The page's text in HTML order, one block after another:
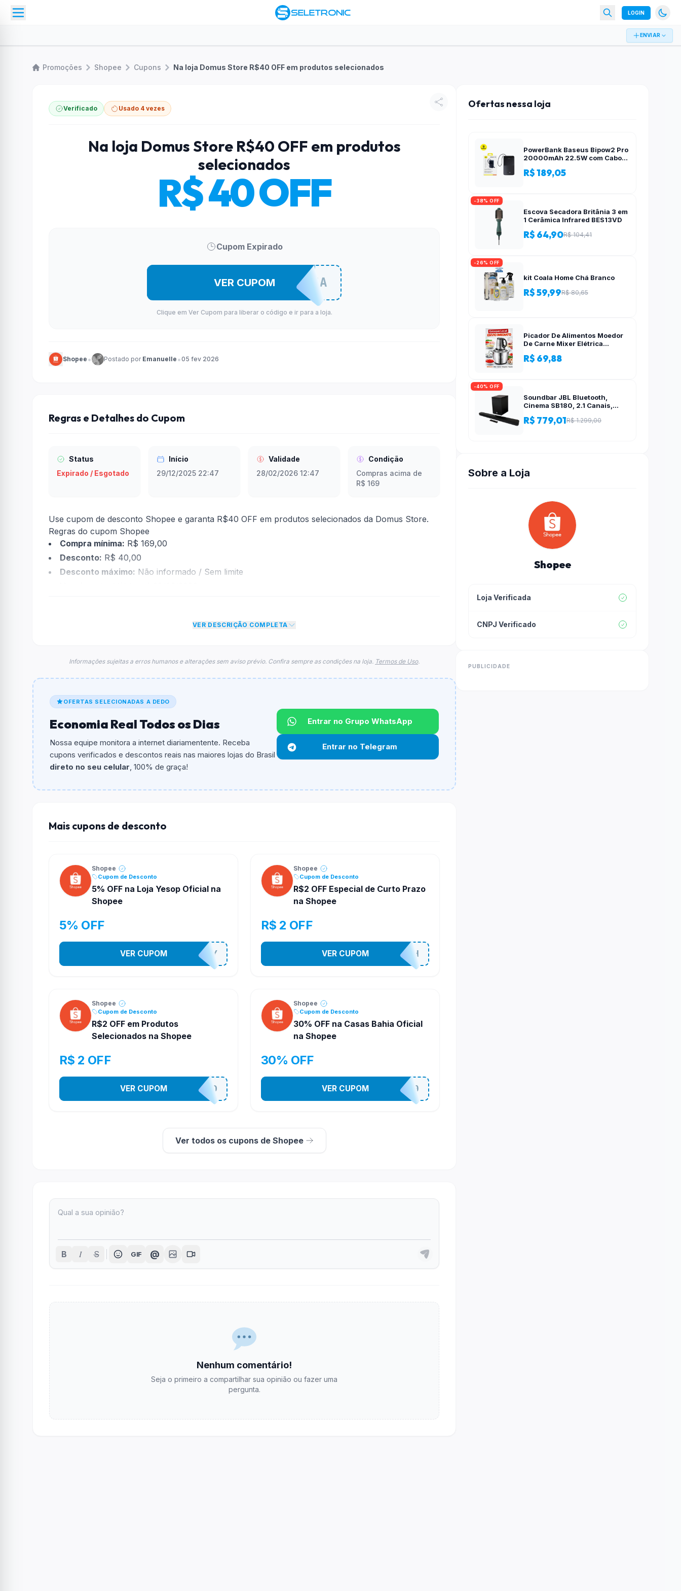
LOGIN
ENVIAR
Promoções Shopee Cupons Na loja Domus Store R$40 OFF em produtos selecionados
Verificado Usado 4 vezes
Na loja Domus Store R$40 OFF em produtos
selecionados
R$ 40 OFF
Cupom Expirado
SEIS126ZA
VER CUPOM
Clique em Ver Cupom para liberar o código e ir para a loja.
Shopee • Postado por Emanuelle •05 fev 2026
Regras e Detalhes do Cupom
Status
Expirado / Esgotado
Início
29/12/2025 22:47
Validade
28/02/2026 12:47
Condição
Compras acima de
R$ 169
Use cupom de desconto Shopee e garanta R$40 OFF em produtos selecionados da Domus Store.
Regras do cupom Shopee
Compra mínima: R$ 169,00
Desconto: R$ 40,00
Desconto máximo: Não informado / Sem limite
econtradas informações sobre restrição de teto máximo para esse cupom.
O código é
SEIS126ZA
De quanto é o desconto?
O valor minimo de compra é R$ 169,00.
Qual é o desconto máximo?
Não informado ou sem limite.
VER DESCRIÇÃO COMPLETA
Informações sujeitas a erros humanos e alterações sem aviso prévio. Confira sempre as condições na loja. Termos de Uso.
OFERTAS SELECIONADAS A DEDO
Economia Real Todos os Dias
Nossa equipe monitora a internet diariamentente. Receba
cupons verificados e descontos reais nas maiores lojas do Brasil
direto no seu celular, 100% de graça!
Entrar no Grupo WhatsApp
Entrar no Telegram
Mais cupons de desconto
Shopee
Cupom de Desconto
5% OFF na Loja Yesop Oficial na
Shopee
5% OFF
YESO274Y
VER CUPOM
Shopee
Cupom de Desconto
R$2 OFF Especial de Curto Prazo
na Shopee
R$ 2 OFF
VNOXHEDSH
VER CUPOM
Shopee
Cupom de Desconto
R$2 OFF em Produtos
Selecionados na Shopee
R$ 2 OFF
VNOXVHJFD
VER CUPOM
Shopee
Cupom de Desconto
30% OFF na Casas Bahia Oficial
na Shopee
30% OFF
CASATEL30
VER CUPOM
Ver todos os cupons de Shopee
B I S GIF @
Nenhum comentário!
Seja o primeiro a compartilhar sua opinião ou fazer uma
pergunta.
Ofertas nessa loja
PowerBank Baseus Bipow2 Pro
20000mAh 22.5W com Cabo
EnerFill FC51
R$ 189,05
-38% OFF
Escova Secadora Britânia 3 em
1 Cerâmica Infrared BES13VD
R$ 64,90R$ 104,41
-26% OFF
kit Coala Home Chá Branco
R$ 59,99R$ 80,65
Picador De Alimentos Moedor
De Carne Mixer Elétrica
Alho – 110v-220v
R$ 69,88
-40% OFF
Soundbar JBL Bluetooth,
Cinema SB180, 2.1 Canais,
110W RMS
R$ 779,01R$ 1.299,00
Sobre a Loja
Shopee
Loja Verificada
CNPJ Verificado
PUBLICIDADE